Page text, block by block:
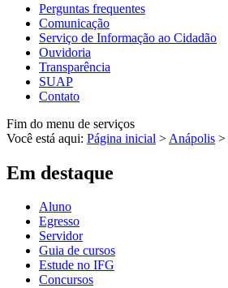
Perguntas frequentes
Comunicação
Serviço de Informação ao Cidadão
Ouvidoria
Transparência
SUAP
Contato
Fim do menu de serviços
Você está aqui: Página inicial > Anápolis >
Em destaque
Aluno
Egresso
Servidor
Guia de cursos
Estude no IFG
Concursos